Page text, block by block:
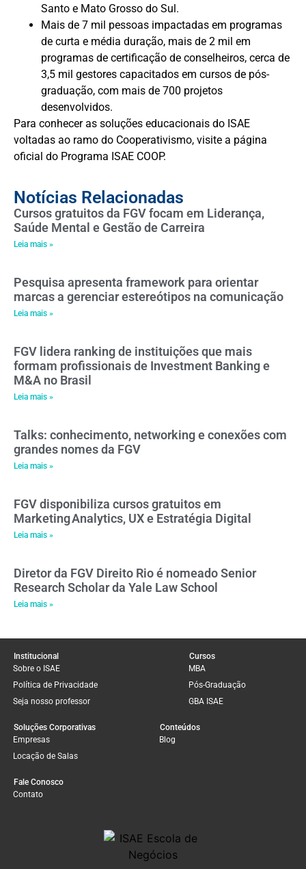
Santo e Mato Grosso do Sul.
Mais de 7 mil pessoas impactadas em programas
de curta e média duração, mais de 2 mil em
programas de certificação de conselheiros, cerca de
3,5 mil gestores capacitados em cursos de pós-
graduação, com mais de 700 projetos
desenvolvidos.
Para conhecer as soluções educacionais do ISAE
voltadas ao ramo do Cooperativismo, visite a página
oficial do Programa ISAE COOP.
Notícias Relacionadas
Cursos gratuitos da FGV focam em Liderança,
Saúde Mental e Gestão de Carreira
Leia mais »
Pesquisa apresenta framework para orientar
marcas a gerenciar estereótipos na comunicação
Leia mais »
FGV lidera ranking de instituições que mais
formam profissionais de Investment Banking e
M&A no Brasil
Leia mais »
Talks: conhecimento, networking e conexões com
grandes nomes da FGV
Leia mais »
FGV disponibiliza cursos gratuitos em
Marketing Analytics, UX e Estratégia Digital
Leia mais »
Diretor da FGV Direito Rio é nomeado Senior
Research Scholar da Yale Law School
Leia mais »
Institucional
Sobre o ISAE
Política de Privacidade
Seja nosso professor
Cursos
MBA
Pós-Graduação
GBA ISAE
Soluções Corporativas
Empresas
Locação de Salas
Conteúdos
Blog
Fale Conosco
Contato